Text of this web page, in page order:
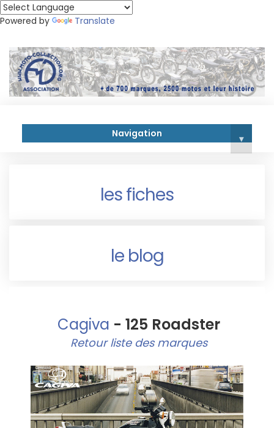
Powered by Translate
Navigation ▾
les fiches
le blog
Cagiva - 125 Roadster
Retour liste des marques